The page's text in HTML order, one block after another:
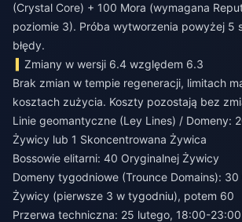
(Crystal Core) + 100 Mora (wymagana
poziomie 3). Próba wytworzenia powyżej 5
błędy.
Zmiany w wersji 6.4 względem 6.3
Brak zmian w tempie regeneracji, limitach
kosztach zużycia. Koszty pozostają bez
Linie geomantyczne (Ley Lines) / Domeny:
Żywicy lub 1 Skoncentrowana Żywica
Bossowie elitarni: 40 Oryginalnej Żywicy
Domeny tygodniowe (Trounce Domains):
Żywicy (pierwsze 3 w tygodniu), potem 60
Przerwa techniczna: 25 lutego, 18:00-